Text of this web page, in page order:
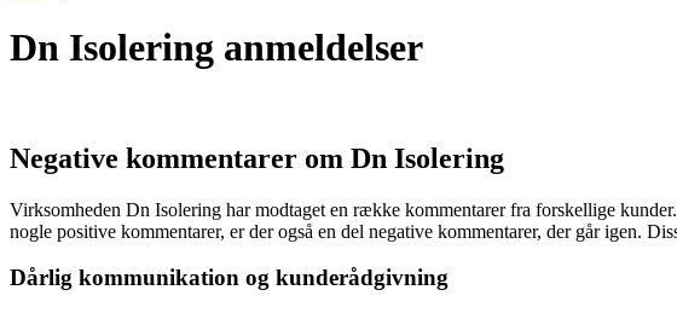
Dn Isolering anmeldelser
Negative kommentarer om Dn Isolering
Virksomheden Dn Isolering har modtaget en række kommentarer fra forskellige
nogle positive kommentarer, er der også en del negative kommentarer, der går igen.
Dårlig kommunikation og kunderådgivning